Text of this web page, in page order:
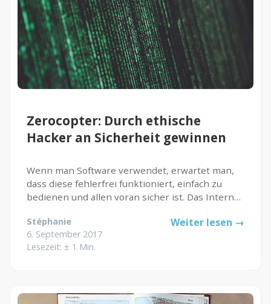
Zerocopter: Durch ethische
Hacker an Sicherheit gewinnen
Wenn man Software verwendet, erwartet man,
dass diese fehlerfrei funktioniert, einfach zu
bedienen und allen voran sicher ist. Das Internet
dort finden. Daher ist es wichtig, dass keine
Daten versehentlich...
Stéphanie
6. September 2017
Lesezeit: ± 1 Min.
Weiter lesen →